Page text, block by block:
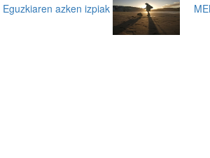
Eguzkiaren azken izpiak